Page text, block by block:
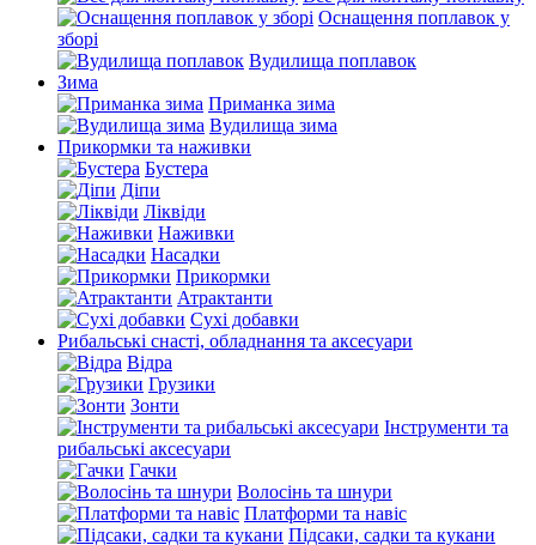
Оснащення поплавок у
зборі
Вудилища поплавок
Зима
Приманка зима
Вудилища зима
Прикормки та наживки
Бустера
Діпи
Ліквіди
Наживки
Насадки
Прикормки
Атрактанти
Сухі добавки
Рибальські снасті, обладнання та аксесуари
Відра
Грузики
Зонти
Інструменти та
рибальські аксесуари
Гачки
Волосінь та шнури
Платформи та навіс
Підсаки, садки та кукани